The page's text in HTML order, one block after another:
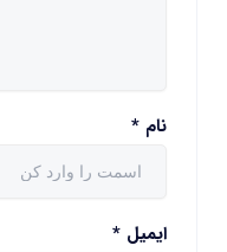
نام *
ایمیل *